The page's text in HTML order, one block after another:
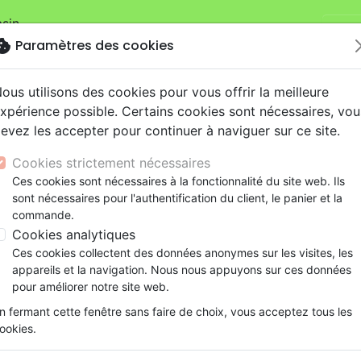
Je
sur la boutiqueLa Maison de la Bible Suisse
NouveautésBibles
Testaments
Etude biblique
NEG
Bandes dessinées
Souffrance, Relation d'aide
Santé
Événements actuels
Couple
Découverte de la foi
Souffrance, Relation d'aide
Psychologie
ans
Adolescents, jeunes
Latino, Folk
Soul
Rap, Hip-hop
Louange, Adoration
Hardrock, Métal
animés
conférences
Films, fiction
Jeux
& Séphora
produits de l'éditeur
Louange, Adoration Livres
Paramètres des cookies
utilisons des cookies pour vous offrir la meilleure
possible. Certains cookies sont nécessaires,
les accepter pour continuer à naviguer sur ce site.
Cookies strictement nécessaires
Ces cookies sont nécessaires à la fonctionnalité du site web. Ils
sont nécessaires pour l'authentification du client, le panier et la
commande.
Cookies analytiques
Ces cookies collectent des données anonymes sur les visites, les
appareils et la navigation. Nous nous appuyons sur ces données
pour améliorer notre site web.
fermant cette fenêtre sans faire de choix, vous acceptez tous les